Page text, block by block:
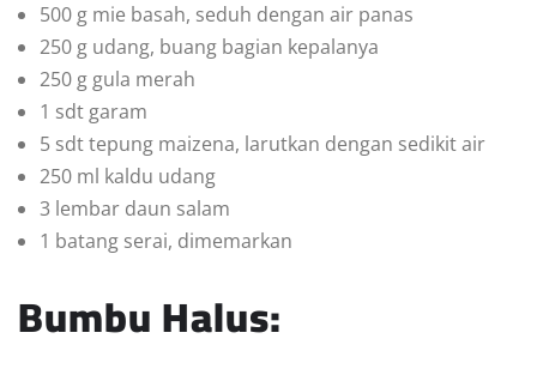
500 g mie basah, seduh dengan air panas
250 g udang, buang bagian kepalanya
250 g gula merah
1 sdt garam
5 sdt tepung maizena, larutkan dengan sedikit air
250 ml kaldu udang
3 lembar daun salam
1 batang serai, dimemarkan
Bumbu Halus: